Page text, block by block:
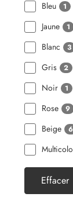
Bleu 1
Jaune 1
Blanc 3
Gris 2
Noir 1
Rose 9
Beige 6
Effacer